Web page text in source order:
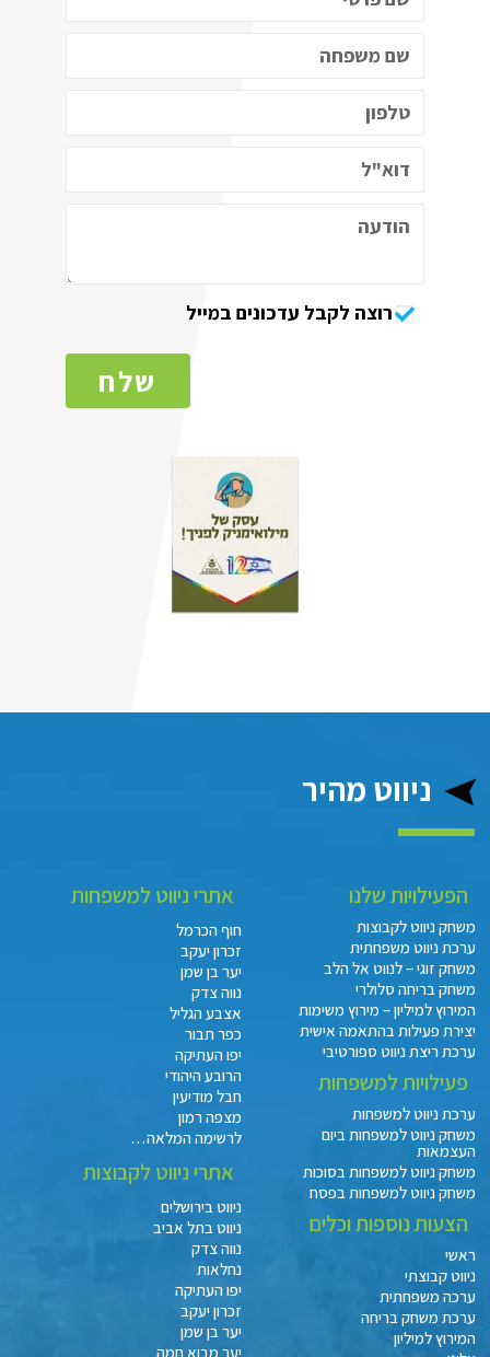
רוצה לקבל עדכונים במייל
שלח
ניווט מהיר
הפעילויות שלנו
משחק ניווט לקבוצות
ערכת ניווט משפחתית
משחק זוגי – לנווט אל הלב
משחק בריחה סלולרי
המירוץ למיליון – מירוץ משימות
יצירת פעילות בהתאמה אישית
ערכת ריצת ניווט ספורטיבי
פעילויות למשפחות
ערכת ניווט למשפחות
משחק ניווט למשפחות ביום
העצמאות
משחק ניווט למשפחות בסוכות
משחק ניווט למשפחות בפסח
הצעות נוספות וכלים
ראשי
ניווט קבוצתי
ערכה משפחתית
ערכת משחק בריחה
המירוץ למיליון
אתרי ניווט למשפחות
חוף הכרמל
זכרון יעקב
יער בן שמן
נווה צדק
אצבע הגליל
כפר תבור
יפו העתיקה
הרובע היהודי
חבל מודיעין
מצפה רמון
לרשימה המלאה…
אתרי ניווט לקבוצות
ניווט בירושלים
ניווט בתל אביב
נווה צדק
נחלאות
יפו העתיקה
זכרון יעקב
יער בן שמן
יער מבוא חמה